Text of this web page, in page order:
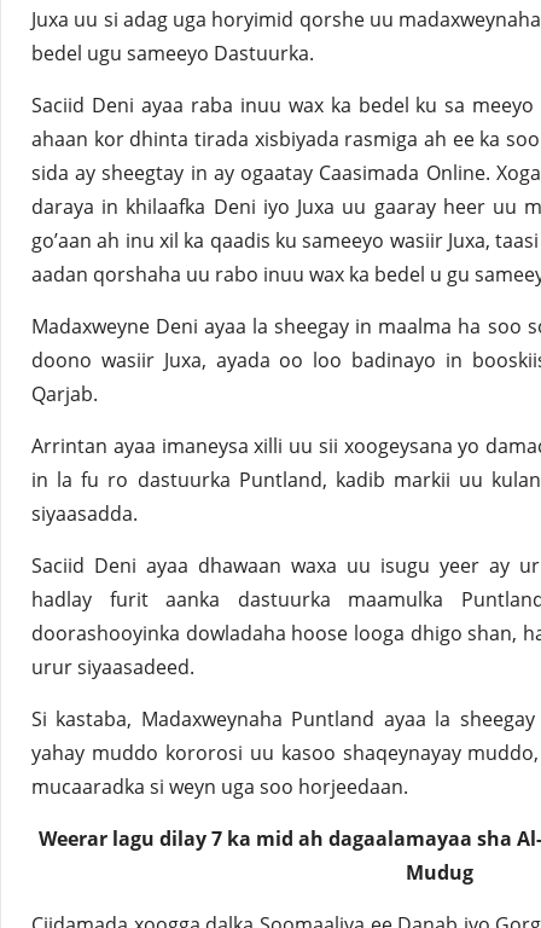
Juxa uu si adag uga horyimid qorshe uu
bedel ugu sameeyo Dastuurka.
Saciid Deni ayaa raba inuu wax ka bedel ku sa
ahaan kor dhinta tirada xisbiyada rasmiga ah ee ka
sida ay sheegtay in ay ogaatay Caasimada Online.
daraya in khilaafka Deni iyo Juxa uu gaaray heer uu
go’aan ah inu xil ka qaadis ku sameeyo wasiir Juxa,
aadan qorshaha uu rabo inuu wax ka bedel u gu
Madaxweyne Deni ayaa la sheegay in maalma ha soo
doono wasiir Juxa, ayada oo loo badinayo in
Qarjab.
Arrintan ayaa imaneysa xilli uu sii xoogeysana yo
in la fu ro dastuurka Puntland, kadib markii uu
siyaasadda.
Saciid Deni ayaa dhawaan waxa uu isugu yeer ay
hadlay furit aanka dastuurka maamulka
doorashooyinka dowladaha hoose looga dhigo shan,
urur siyaasadeed.
Si kastaba, Madaxweynaha Puntland ayaa la
yahay muddo kororosi uu kasoo shaqeynayay
mucaaradka si weyn uga soo horjeedaan.
Weerar lagu dilay 7 ka mid ah dagaalamayaa sha
Mudug